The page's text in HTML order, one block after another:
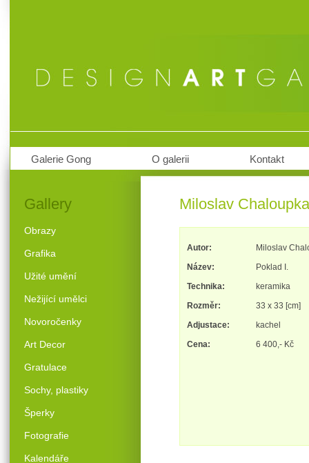
Galerie Gong O galerii Kontakt
Gallery
Obrazy
Grafika
Užité umění
Nežijící umělci
Novoročenky
Art Decor
Gratulace
Sochy, plastiky
Šperky
Fotografie
Kalendáře
Miloslav
Autor:
Miloslav
Název:
Poklad I.
Technika:
keramika
Rozměr:
33 x 33 [cm]
Adjustace:
kachel
Cena:
6 400,- Kč